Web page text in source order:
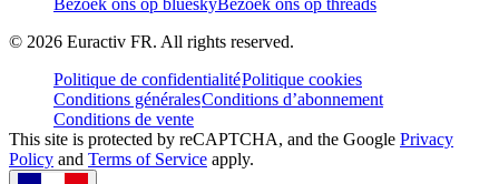
Bezoek ons op blueskyBezoek ons op threads
© 2026 Euractiv FR. All rights reserved.
Politique de confidentialitéPolitique cookies
Conditions généralesConditions d’abonnement
Conditions de vente
This site is protected by reCAPTCHA, and the Google Privacy
Policy and Terms of Service apply.